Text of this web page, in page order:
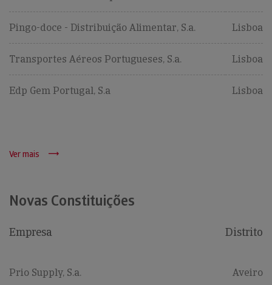
Pingo-doce - Distribuição Alimentar, S.a. Lisboa
Transportes Aéreos Portugueses, S.a. Lisboa
Edp Gem Portugal, S.a Lisboa
Ver mais
Novas Constituições
Empresa Distrito
Prio Supply, S.a. Aveiro